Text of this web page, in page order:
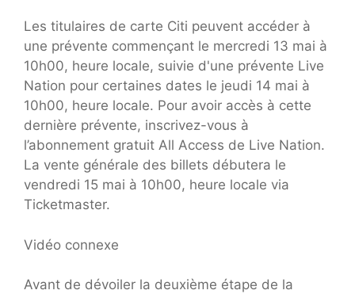
Les titulaires de carte Citi peuvent accéder à
une prévente commençant le mercredi 13 mai à
10h00, heure locale, suivie d'une prévente Live
Nation pour certaines dates le jeudi 14 mai à
10h00, heure locale. Pour avoir accès à cette
dernière prévente, inscrivez-vous à
l’abonnement gratuit All Access de Live Nation.
La vente générale des billets débutera le
vendredi 15 mai à 10h00, heure locale via
Ticketmaster.
Vidéo connexe
Avant de dévoiler la deuxième étape de la